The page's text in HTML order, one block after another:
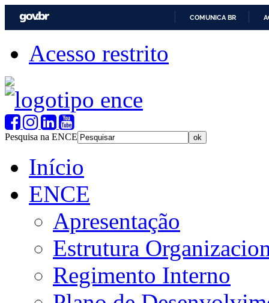
COMUNICA BR
Acesso restrito
Pesquisa na ENCE
Início
ENCE
Apresentação
Estrutura
Regimento Interno